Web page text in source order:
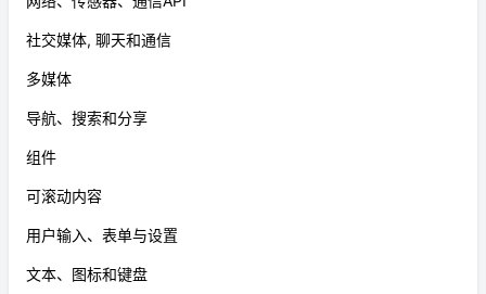
社交媒体, 聊天和通信
多媒体
导航、搜索和分享
组件
可滚动内容
用户输入、表单与设置
文本、图标和键盘